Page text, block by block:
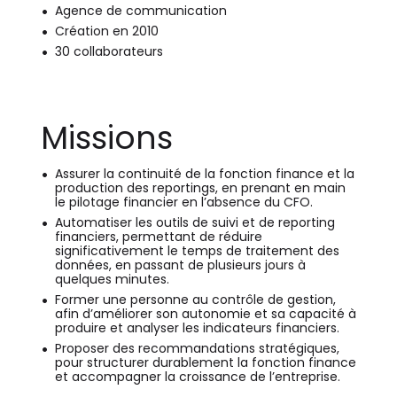
Agence de communication
Création en 2010
30 collaborateurs
Missions
Assurer la continuité de la fonction finance et la
production des reportings, en prenant en main
le pilotage financier en l’absence du CFO.
Automatiser les outils de suivi et de reporting
financiers, permettant de réduire
significativement le temps de traitement des
données, en passant de plusieurs jours à
quelques minutes.
Former une personne au contrôle de gestion,
afin d’améliorer son autonomie et sa capacité à
produire et analyser les indicateurs financiers.
Proposer des recommandations stratégiques,
pour structurer durablement la fonction finance
et accompagner la croissance de l’entreprise.